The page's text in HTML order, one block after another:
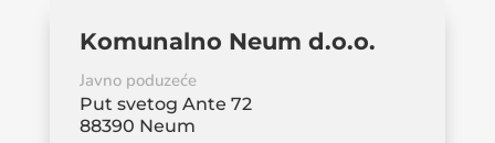
Komunalno Neum d.o.o.
Javno poduzeće
Put svetog Ante 72
88390 Neum